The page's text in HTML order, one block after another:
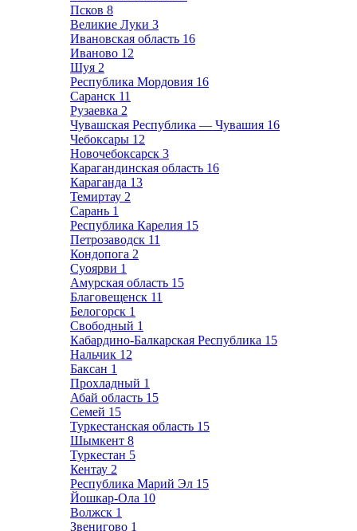
Псков 8
Великие Луки 3
Ивановская область 16
Иваново 12
Шуя 2
Республика Мордовия 16
Саранск 11
Рузаевка 2
Чувашская Республика — Чувашия 16
Чебоксары 12
Новочебоксарск 3
Карагандинская область 16
Караганда 13
Темиртау 2
Сарань 1
Республика Карелия 15
Петрозаводск 11
Кондопога 2
Суоярви 1
Амурская область 15
Благовещенск 11
Белогорск 1
Свободный 1
Кабардино-Балкарская Республика 15
Нальчик 12
Баксан 1
Прохладный 1
Абай область 15
Семей 15
Туркестанская область 15
Шымкент 8
Туркестан 5
Кентау 2
Республика Марий Эл 15
Йошкар-Ола 10
Волжск 1
Звенигово 1